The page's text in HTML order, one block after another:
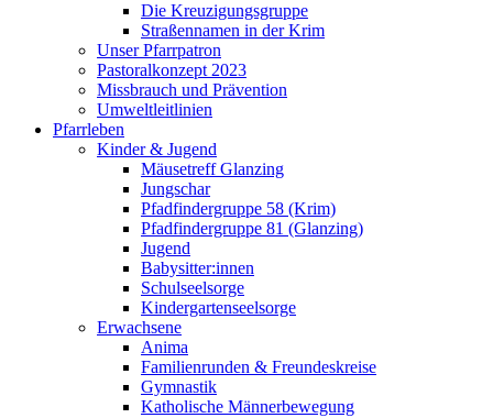
Die Kreuzigungsgruppe
Straßennamen in der Krim
Unser Pfarrpatron
Pastoralkonzept 2023
Missbrauch und Prävention
Umweltleitlinien
Pfarrleben
Kinder & Jugend
Mäusetreff Glanzing
Jungschar
Pfadfindergruppe 58 (Krim)
Pfadfindergruppe 81 (Glanzing)
Jugend
Babysitter:innen
Schulseelsorge
Kindergartenseelsorge
Erwachsene
Anima
Familienrunden & Freundeskreise
Gymnastik
Katholische Männerbewegung